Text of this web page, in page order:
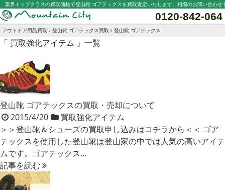
業界トップクラスの買取価格で登山靴 ゴアテックスを買取査定いたします。相場のお問い合わせ
0120-842-064
アウトドア用品買取 登山靴 ゴアテックス買取 登山靴 ゴアテックス
「 買取強化アイテム 」一覧
登山靴 ゴアテックスの買取・売却について
2015/4/20
買取強化アイテム
＞＞登山靴＆シューズの買取申し込みはコチラから＜＜ ゴア
テックスを使用した登山靴は登山家の中では人気の高いアイテ
ムです。ゴアテックス…
記事を読む